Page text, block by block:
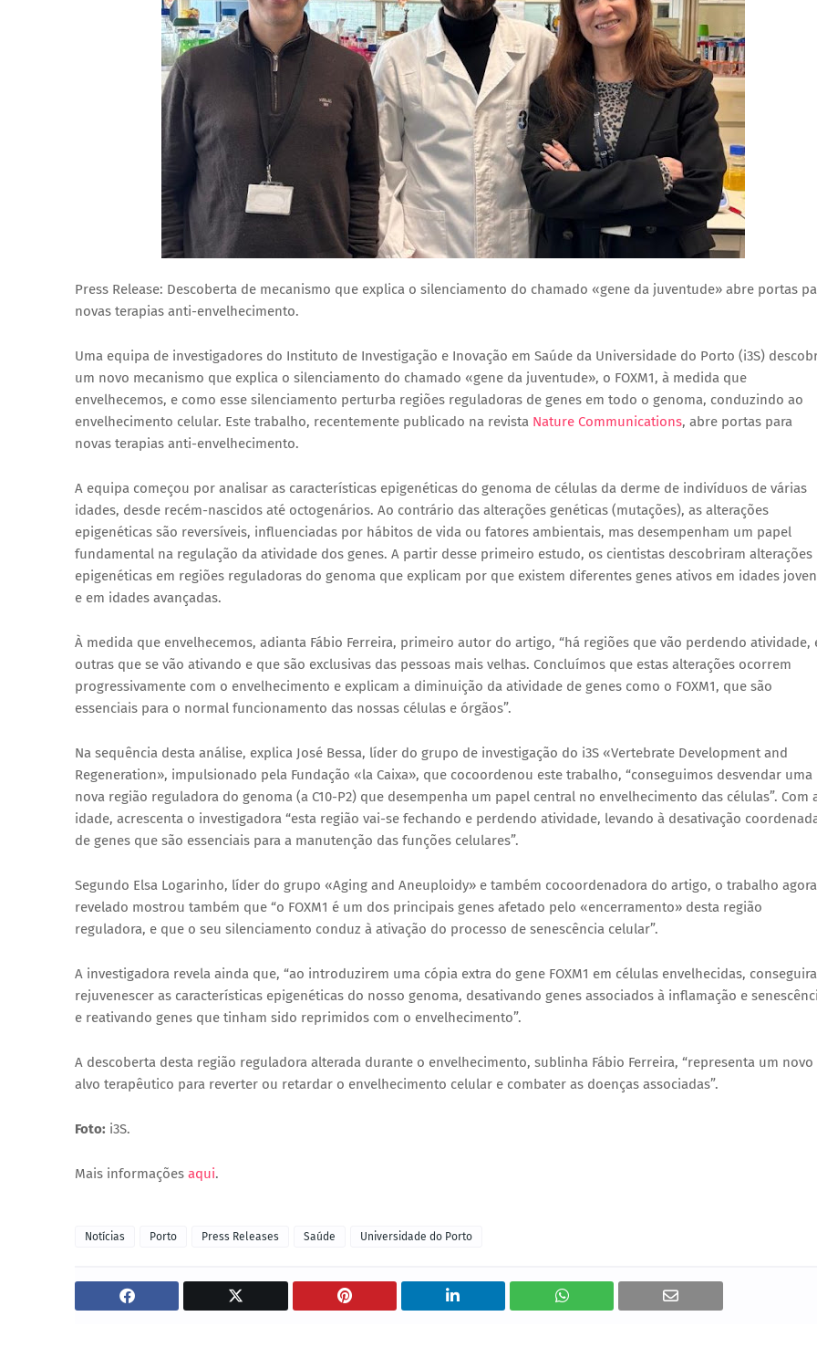
Press Release: Descoberta de mecanismo que explica o silenciamento do chamado «gene da juventude» abre portas
novas terapias anti-envelhecimento.
Uma equipa de investigadores do Instituto de Investigação e Inovação em Saúde da Universidade do Porto (i3S)
um novo mecanismo que explica o silenciamento do chamado «gene da juventude», o FOXM1, à medida que
envelhecemos, e como esse silenciamento perturba regiões reguladoras de genes em todo o genoma, conduzindo ao
envelhecimento celular. Este trabalho, recentemente publicado na revista Nature Communications, abre portas para
novas terapias anti-envelhecimento.
A equipa começou por analisar as características epigenéticas do genoma de células da derme de indivíduos de várias
idades, desde recém-nascidos até octogenários. Ao contrário das alterações genéticas (mutações), as alterações
epigenéticas são reversíveis, influenciadas por hábitos de vida ou fatores ambientais, mas desempenham um papel
fundamental na regulação da atividade dos genes. A partir desse primeiro estudo, os cientistas descobriram alterações
epigenéticas em regiões reguladoras do genoma que explicam por que existem diferentes genes ativos em idades
e em idades avançadas.
À medida que envelhecemos, adianta Fábio Ferreira, primeiro autor do artigo, “há regiões que vão perdendo atividade,
outras que se vão ativando e que são exclusivas das pessoas mais velhas. Concluímos que estas alterações ocorrem
progressivamente com o envelhecimento e explicam a diminuição da atividade de genes como o FOXM1, que são
essenciais para o normal funcionamento das nossas células e órgãos”.
Na sequência desta análise, explica José Bessa, líder do grupo de investigação do i3S «Vertebrate Development and
Regeneration», impulsionado pela Fundação «la Caixa», que cocoordenou este trabalho, “conseguimos desvendar uma
nova região reguladora do genoma (a C10-P2) que desempenha um papel central no envelhecimento das células”. Com
idade, acrescenta o investigadora “esta região vai-se fechando e perdendo atividade, levando à desativação
de genes que são essenciais para a manutenção das funções celulares”.
Segundo Elsa Logarinho, líder do grupo «Aging and Aneuploidy» e também cocoordenadora do artigo, o trabalho agora
revelado mostrou também que “o FOXM1 é um dos principais genes afetado pelo «encerramento» desta região
reguladora, e que o seu silenciamento conduz à ativação do processo de senescência celular”.
A investigadora revela ainda que, “ao introduzirem uma cópia extra do gene FOXM1 em células envelhecidas,
rejuvenescer as características epigenéticas do nosso genoma, desativando genes associados à inflamação e
e reativando genes que tinham sido reprimidos com o envelhecimento”.
A descoberta desta região reguladora alterada durante o envelhecimento, sublinha Fábio Ferreira, “representa um novo
alvo terapêutico para reverter ou retardar o envelhecimento celular e combater as doenças associadas”.
Foto: i3S.
Mais informações aqui.
Notícias Porto Press Releases Saúde Universidade do Porto